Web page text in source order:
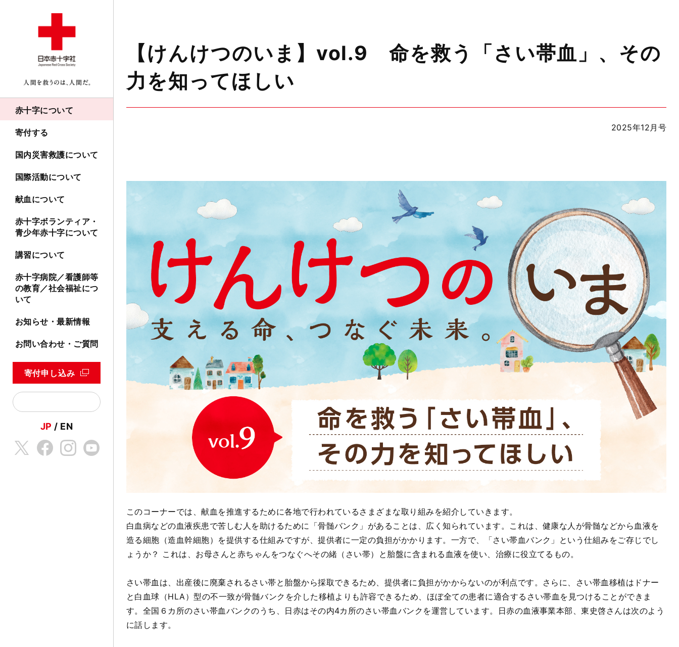
赤十字について
寄付する
国内災害救護について
国際活動について
献血について
赤十字ボランティア・
青少年赤十字について
講習について
赤十字病院／看護師等
の教育／社会福祉につ
いて
お知らせ・最新情報
お問い合わせ・ご質問
寄付申し込み
JP EN
【けんけつのいま】vol.9 命を救う「さい帯血」、その
力を知ってほしい
2025年12月号
このコーナーでは、献血を推進するために各地で行われているさまざまな取り組みを紹介していきます。
白血病などの血液疾患で苦しむ人を助けるために「骨髄バンク」があることは、広く知られています。これは、健康な人が骨髄などから血液を
造る細胞（造血幹細胞）を提供する仕組みですが、提供者に一定の負担がかかります。一方で、「さい帯血バンク」という仕組みをご存じでし
ょうか？ これは、お母さんと赤ちゃんをつなぐへその緒（さい帯）と胎盤に含まれる血液を使い、治療に役立てるもの。
さい帯血は、出産後に廃棄されるさい帯と胎盤から採取できるため、提供者に負担がかからないのが利点です。さらに、さい帯血移植はドナー
と白血球（HLA）型の不一致が骨髄バンクを介した移植よりも許容できるため、ほぼ全ての患者に適合するさい帯血を見つけることができま
す。 全国６カ所のさい帯血バンクのうち、日赤はその内4カ所のさい帯血バンクを運営しています。日赤の血液事業本部、東史啓さんは次のよう
に話します。